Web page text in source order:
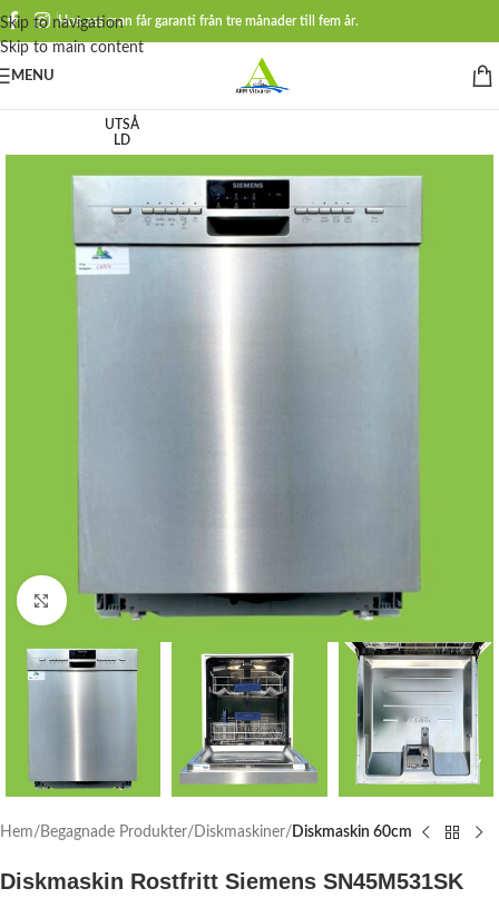
Skip to navigation
Skip to main content
Hos oss man får garanti från tre månader till fem år.
MENU
UTSÅ
LD
Click to enlarge
Hem Begagnade Produkter Diskmaskiner Diskmaskin 60cm
Diskmaskin Rostfritt Siemens SN45M531SK